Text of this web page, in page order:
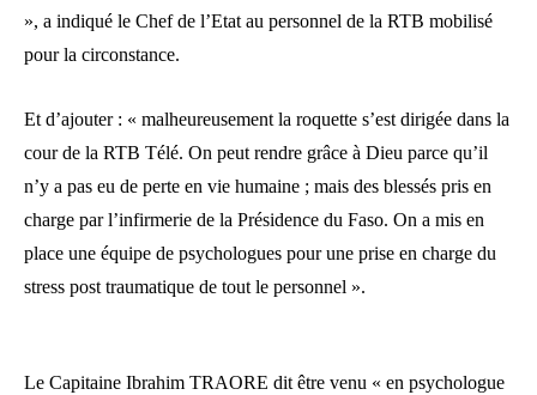
», a indiqué le Chef de l’Etat au personnel de la RTB mobilisé
pour la circonstance.
Et d’ajouter : « malheureusement la roquette s’est dirigée dans la
cour de la RTB Télé. On peut rendre grâce à Dieu parce qu’il
n’y a pas eu de perte en vie humaine ; mais des blessés pris en
charge par l’infirmerie de la Présidence du Faso. On a mis en
place une équipe de psychologues pour une prise en charge du
stress post traumatique de tout le personnel ».
Le Capitaine Ibrahim TRAORE dit être venu « en psychologue